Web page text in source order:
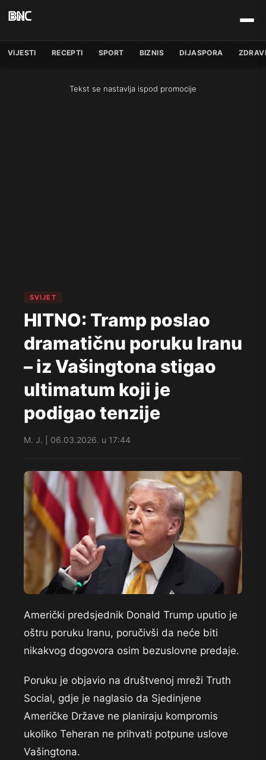
VIJESTI RECEPTI SPORT BIZNIS DIJASPORA
Tekst se nastavlja ispod promocije
SVIJET
HITNO: Tramp poslao
dramatičnu poruku Iranu
– iz Vašingtona stigao
ultimatum koji je
podigao tenzije
M. J. | 06.03.2026. u 17:44
Američki predsjednik Donald Trump uputio je
oštru poruku Iranu, poručivši da neće biti
nikakvog dogovora osim bezuslovne predaje.
Poruku je objavio na društvenoj mreži Truth
Social, gdje je naglasio da Sjedinjene
Američke Države ne planiraju kompromis
ukoliko Teheran ne prihvati potpune uslove
Vašingtona.